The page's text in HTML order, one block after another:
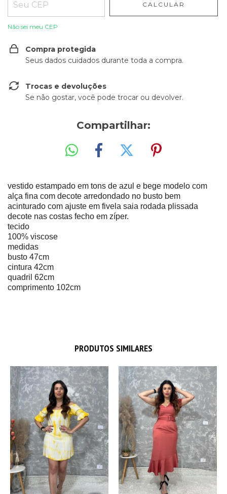
CALCULAR
Não sei meu CEP
Compra protegida
Seus dados cuidados durante toda a compra.
Trocas e devoluções
Se não gostar, você pode trocar ou devolver.
Compartilhar:
vestido estampado em tons de azul e bege modelo com
alça fina com decote arredondado no busto bem
acinturado com ajuste em fivela saia rodada plissada
decote nas costas fecho em zíper.
tecido
100% viscose
medidas
busto 47cm
cintura 42cm
quadril 62cm
comprimento 102cm
PRODUTOS SIMILARES